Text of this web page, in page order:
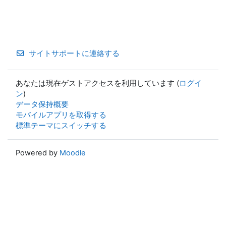
サイトサポートに連絡する
あなたは現在ゲストアクセスを利用しています (ログイ
ン)
データ保持概要
モバイルアプリを取得する
標準テーマにスイッチする
Powered by Moodle